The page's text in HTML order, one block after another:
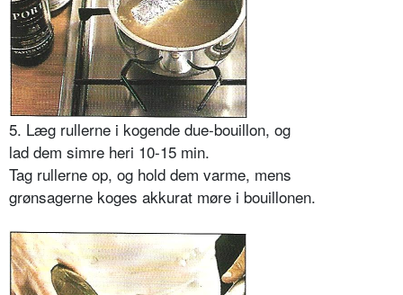
5. Læg rullerne i kogende due-bouillon, og
lad dem simre heri 10-15 min.
Tag rullerne op, og hold dem varme, mens
grønsagerne koges akkurat møre i bouillonen.